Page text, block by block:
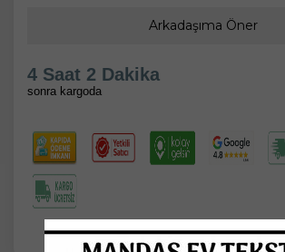
Arkadaşıma Öner
4 Saat 2 Dakika
sonra kargoda